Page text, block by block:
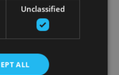
grozam
Unclassified
ALL